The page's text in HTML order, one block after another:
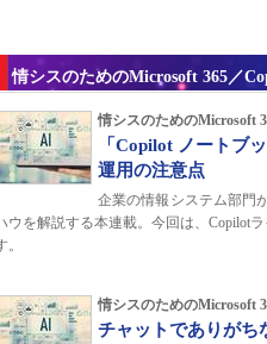
情シスのためのMicrosoft 365／
情シスのためのMicrosoft
「Copilot ノートブ
運用の注意点
企業の情報システム部門
ウを解説する本連載。今回は、Copilot
。
情シスのためのMicrosoft
チャットでありが